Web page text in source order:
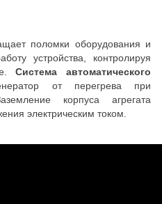
поломки оборудования и
устройства, контролируя
Система автоматического
от перегрева при
корпуса агрегата
электрическим током.